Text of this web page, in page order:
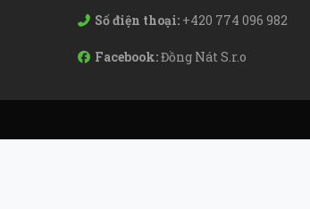
Số điện thoại: +420 774 096 982
Facebook:Đồng Nát S.r.o